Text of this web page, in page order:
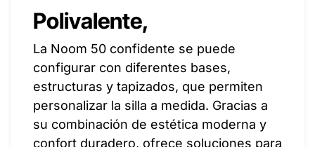
Polivalente,
La Noom 50 confidente se puede
configurar con diferentes bases,
estructuras y tapizados, que permiten
personalizar la silla a medida. Gracias a
su combinación de estética moderna y
confort duradero, ofrece soluciones para